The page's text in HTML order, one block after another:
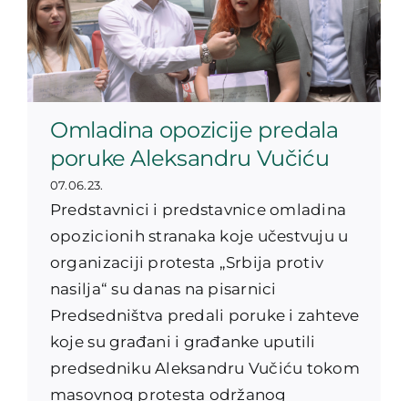
Omladina opozicije predala
poruke Aleksandru Vučiću
07.06.23.
Predstavnici i predstavnice omladina
opozicionih stranaka koje učestvuju u
organizaciji protesta „Srbija protiv
nasilja“ su danas na pisarnici
Predsedništva predali poruke i zahteve
koje su građani i građanke uputili
predsedniku Aleksandru Vučiću tokom
masovnog protesta održanog